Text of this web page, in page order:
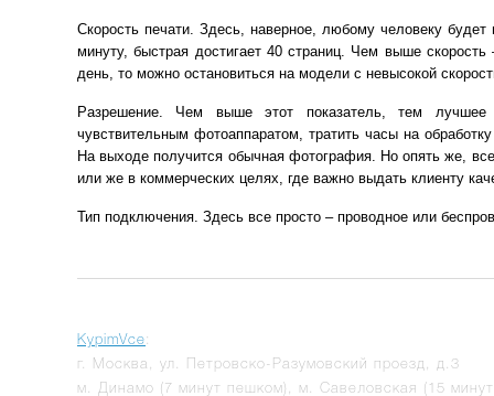
Скорость печати. Здесь, наверное, любому человеку
минуту, быстрая достигает 40 страниц. Чем выше
день, то можно остановиться на модели с невысокой
Разрешение. Чем выше этот показатель, тем лучшее
чувствительным фотоаппаратом, тратить часы на
На выходе получится обычная фотография. Но опять же,
или же в коммерческих целях, где важно выдать клиенту
Тип подключения. Здесь все просто – проводное или
KypimVce:
г.
Москва
ул. Петровско-Разумовский проезд, д.3
м. Динамо (7 минут пешком), м. Савеловская (15